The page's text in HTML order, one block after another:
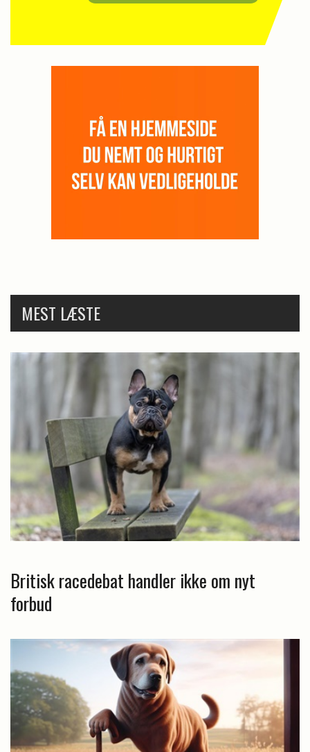
MEST LÆSTE
Britisk racedebat handler ikke om nyt
forbud